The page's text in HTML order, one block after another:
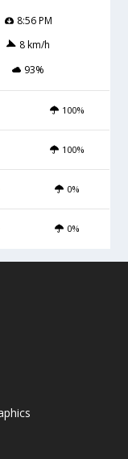
8:56 PM
8 km/h
93%
100%
100%
0%
0%